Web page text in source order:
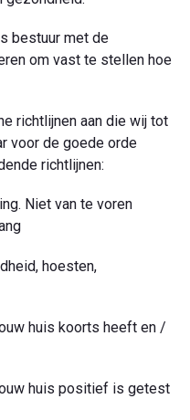
bestuur met de
om vast te stellen hoe
richtlijnen aan die wij tot
voor de goede orde
richtlijnen:
Niet van te voren
hoesten,
huis koorts heeft en /
huis positief is getest